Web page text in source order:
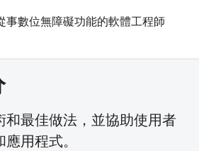
事數位無障礙功能的軟體工程師
和最佳做法，並協助使用者
用程式。